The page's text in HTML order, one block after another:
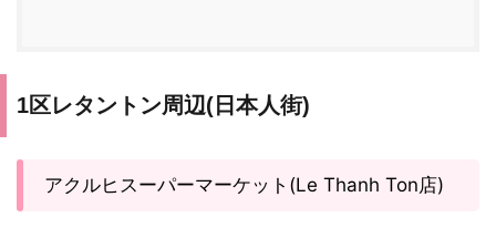
1区レタントン周辺(日本人街)
アクルヒスーパーマーケット(Le Thanh Ton店)